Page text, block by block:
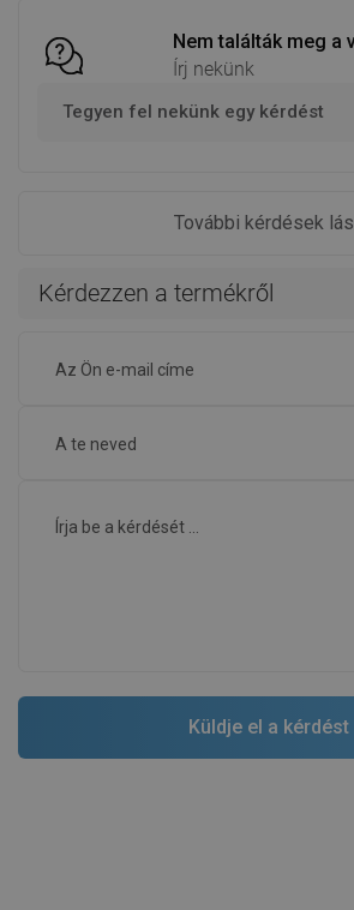
Nem találták meg a
Írj nekünk
Tegyen fel nekünk egy kérdést
További kérdések
Kérdezzen a termékről